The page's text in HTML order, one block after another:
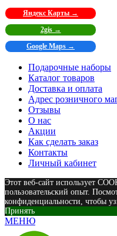
Яндекс Карты →
2gis →
Google Maps →
Подарочные наборы
Каталог товаров
Доставка и оплата
Адрес розничного
Отзывы
О нас
Акции
Как сделать заказ
Контакты
Личный кабинет
Этот веб-сайт использует
пользовательский опыт.
конфиденциальности, чтобы
Принять
МЕНЮ